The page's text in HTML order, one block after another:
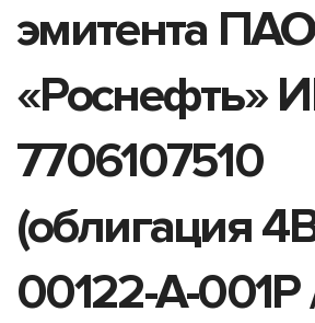
эмитента
«Роснефть»
7706107510
(облигация
00122-A-001P